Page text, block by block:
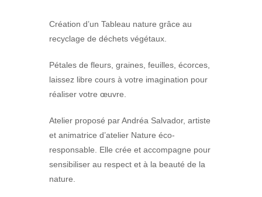
Création d’un Tableau nature grâce au
recyclage de déchets végétaux.
Pétales de fleurs, graines, feuilles, écorces,
laissez libre cours à votre imagination pour
réaliser votre œuvre.
Atelier proposé par Andréa Salvador, artiste
et animatrice d’atelier Nature éco-
responsable. Elle crée et accompagne pour
sensibiliser au respect et à la beauté de la
nature.